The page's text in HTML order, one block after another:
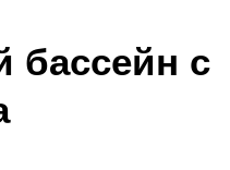
бассейн с